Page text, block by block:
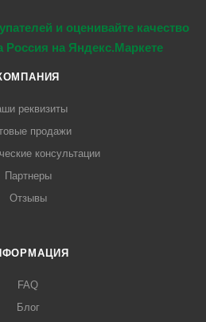
реквизиты
продажи
консультации
Партнеры
Отзывы
FAQ
Блог